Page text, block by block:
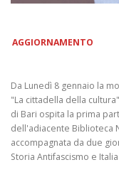
AGGIORNAMENTO
Da Lunedì 8 gennaio la
"La cittadella della
di Bari ospita la prima
dell'adiacente Biblioteca
accompagnata da due
Storia Antifascismo e